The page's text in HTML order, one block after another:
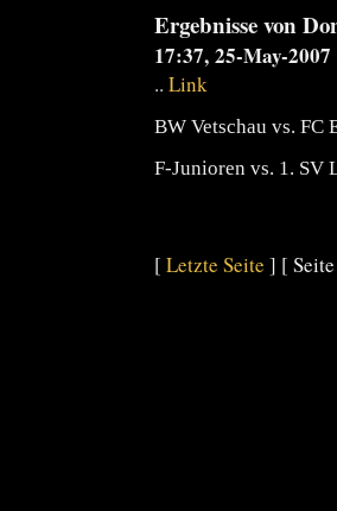
Ergebnisse von
17:37, 25-May-2007
.. Link
BW Vetschau vs.
F-Junioren vs. 1. SV
[ Letzte Seite ] [